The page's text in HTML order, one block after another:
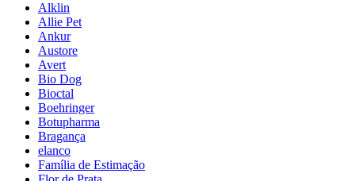
Alklin
Allie Pet
Ankur
Austore
Avert
Bio Dog
Bioctal
Boehringer
Botupharma
Bragança
elanco
Família de Estimação